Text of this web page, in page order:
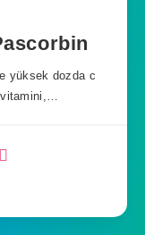
yüksek dozda c
vitamini,…